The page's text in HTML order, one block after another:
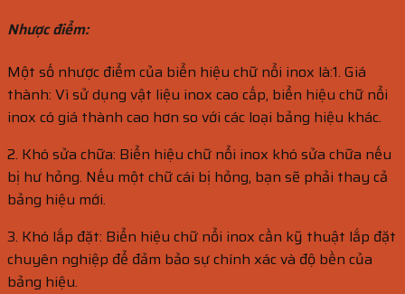
Nhược điểm:
Một số nhược điểm của biển hiệu chữ nổi inox là:1. Giá
thành: Vì sử dụng vật liệu inox cao cấp, biển hiệu chữ nổi
inox có giá thành cao hơn so với các loại bảng hiệu khác.
2. Khó sửa chữa: Biển hiệu chữ nổi inox khó sửa chữa nếu
bị hư hỏng. Nếu một chữ cái bị hỏng, bạn sẽ phải thay cả
bảng hiệu mới.
3. Khó lắp đặt: Biển hiệu chữ nổi inox cần kỹ thuật lắp đặt
chuyên nghiệp để đảm bảo sự chính xác và độ bền của
bảng hiệu.